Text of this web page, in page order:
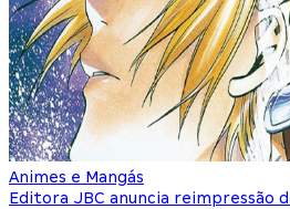
Animes e Mangás
Editora JBC anuncia reimpressão